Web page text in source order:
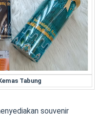
Tabung
souvenir